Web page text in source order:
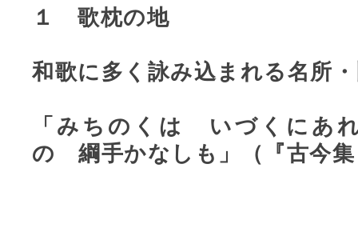
１ 歌枕の地
和歌に多く詠み込まれる名所
「みちのくは いづくに
の 綱手かなしも」（『古今